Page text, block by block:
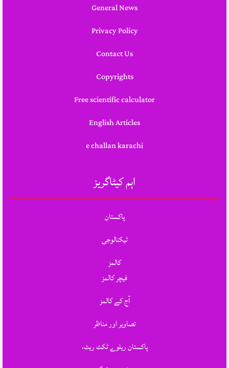
General News
Privacy Policy
Contact Us
Copyrights
Free scientific calculator
English Articles
e challan karachi
اہم کیٹاگریز
پاکستان
ٹیکنالوجی
کالمز
فیچر کالمز
آج کے کالمز
تصاویر اور مناظر
پاکستان ریلوے ٹکٹ ریٹ،